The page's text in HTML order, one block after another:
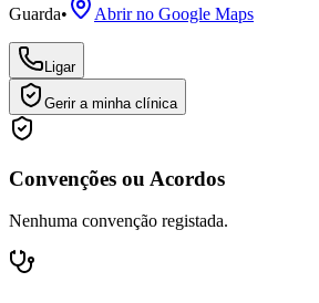
Guarda• Abrir no Google Maps
Ligar
Gerir a minha clínica
Convenções ou Acordos
Nenhuma convenção registada.